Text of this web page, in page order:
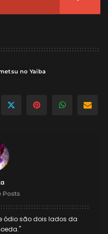
no Yaiba
Posts
ódio são dois lados da